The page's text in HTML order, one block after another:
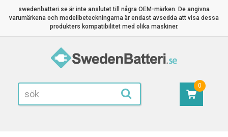
swedenbatteri.se är inte anslutet till några OEM-märken. De angivna
varumärkena och modellbeteckningarna är endast avsedda att visa dessa
produkters kompatibilitet med olika maskiner.
0